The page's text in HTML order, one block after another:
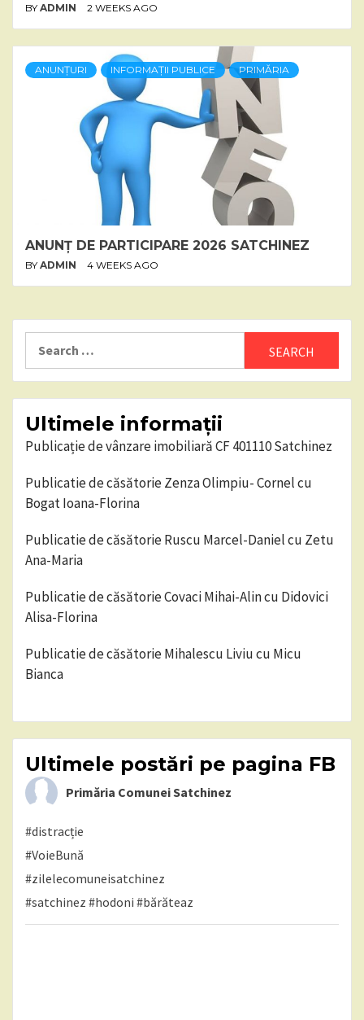
BY ADMIN 2 WEEKS AGO
ANUNȚURI INFORMAȚII PUBLICE PRIMĂRIA
ANUNȚ DE PARTICIPARE 2026 SATCHINEZ
BY ADMIN 4 WEEKS AGO
for:
Ultimele informații
Publicație de vânzare imobiliară CF 401110 Satchinez
Publicatie de căsătorie Zenza Olimpiu- Cornel cu
Bogat Ioana-Florina
Publicatie de căsătorie Ruscu Marcel-Daniel cu Zetu
Ana-Maria
Publicatie de căsătorie Covaci Mihai-Alin cu Didovici
Alisa-Florina
Publicatie de căsătorie Mihalescu Liviu cu Micu
Bianca
Ultimele postări pe pagina FB
Primăria Comunei Satchinez
#distracție
#VoieBună
#zilelecomuneisatchinez
#satchinez #hodoni #bărăteaz